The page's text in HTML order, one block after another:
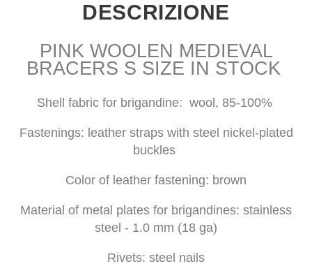
DESCRIZIONE
PINK WOOLEN MEDIEVAL
BRACERS S SIZE IN STOCK
Shell fabric for brigandine: wool, 85-100%
Fastenings: leather straps with steel nickel-plated
buckles
Color of leather fastening: brown
Material of metal plates for brigandines: stainless
steel - 1.0 mm (18 ga)
Rivets: steel nails